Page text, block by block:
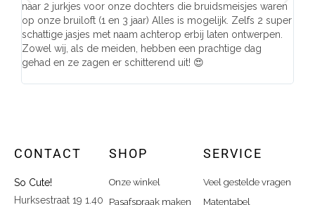
naar 2 jurkjes voor onze dochters die bruidsmeisjes waren
op onze bruiloft (1 en 3 jaar) Alles is mogelijk. Zelfs 2 super
schattige jasjes met naam achterop erbij laten ontwerpen.
Zowel wij, als de meiden, hebben een prachtige dag
gehad en ze zagen er schitterend uit! 😍
CONTACT
So Cute!
Hurksestraat 19 1.40
SHOP
Onze winkel
Pasafspraak maken
SERVICE
Veel gestelde vragen
Matentabel